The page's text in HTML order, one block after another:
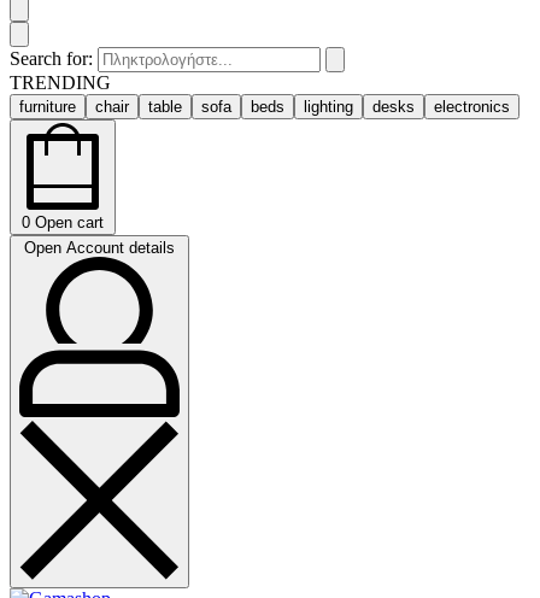
Search for:
TRENDING
furniture chair table sofa beds lighting desks electronics
0 Open cart
Open Account details